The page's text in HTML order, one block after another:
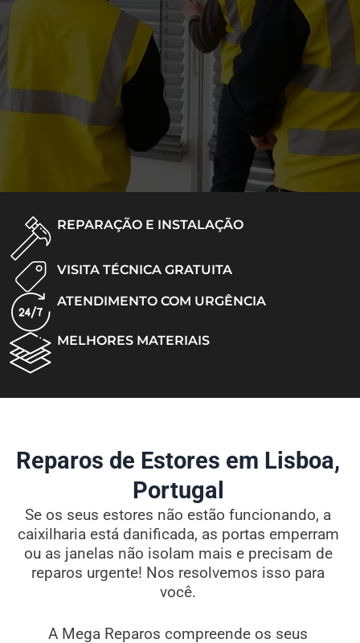
REPARAÇÃO E INSTALAÇÃO
VISITA TÉCNICA GRATUITA
ATENDIMENTO COM URGÊNCIA
MELHORES MATERIAIS
Reparos de Estores em Lisboa,
Portugal
Se os seus estores não estão funcionando, a
caixilharia está danificada, as portas emperram
ou as janelas não isolam mais e precisam de
reparos urgente! Nos resolvemos isso para
você.
A Mega Reparos compreende os seus